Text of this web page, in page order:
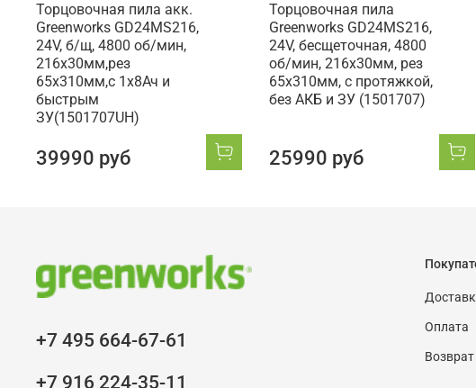
Торцовочная пила акк.
Greenworks GD24MS216,
24V, б/щ, 4800 об/мин,
216x30мм,рез
65х310мм,c 1х8Ач и
быстрым
ЗУ(1501707UH)
39990 руб
Торцовочная пила
Greenworks GD24MS216,
24V, бесщеточная, 4800
об/мин, 216x30мм, рез
65х310мм, с протяжкой,
без АКБ и ЗУ (1501707)
25990 руб
Оплата
+7 495 664-67-61
+7 916 224-35-11